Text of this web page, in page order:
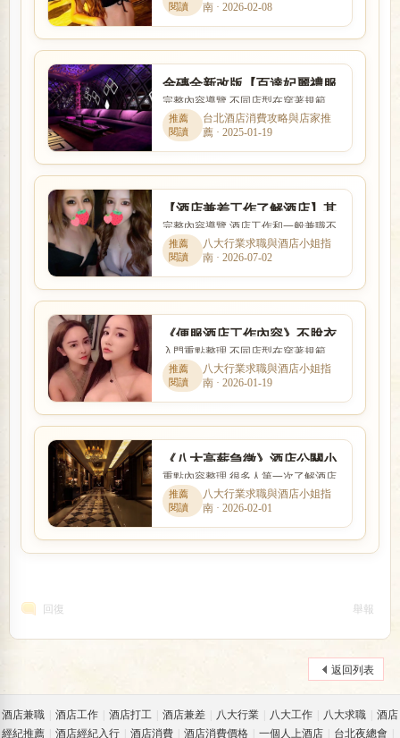
式與風險程度差異很大。本...
南 · 2026-02-08
金磚全新改版【百達妃麗禮服
酒店】開幕求職兼差消費喝酒
完整內容導覽 不同店型在穿著規範、
互動方式、價格定位與工作要求上都
有差別。本篇以「金磚全新...
台北酒店消費攻略與店家推
薦 · 2025-01-19
【酒店兼差工作了解酒店】其
實沒有想像中恐佈
完整內容導覽 酒店工作和一般兼職不
同，除了薪資之外，也需要了解店家
環境、工作型態、班別安排...
八大行業求職與酒店小姐指
南 · 2026-07-02
《便服酒店工作內容》不脫衣
不秀舞、單純喝酒聊天上檯模
式
入門重點整理 不同店型在穿著規範、
互動方式、價格定位與工作要求上都
有差別。本篇以「《便服酒...
八大行業求職與酒店小姐指
南 · 2026-01-19
《八大高薪急徵》酒店公關小
姐、女服務生、舒壓按摩芳療
師免喝酒
重點內容整理 很多人第一次了解酒店
工作時，最在意的就是收入怎麼計
算、是否可以日領現領，以及...
八大行業求職與酒店小姐指
南 · 2026-02-01
回復 舉報
返回列表
酒店兼職 酒店工作 酒店打工 酒店兼差 八大行業 八大工作 八大求職
酒店
經紀推薦
酒店經紀入行 酒店消費 酒店消費價格 一個人上酒店 台北夜總會